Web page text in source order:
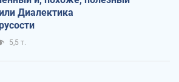
Диалектика
5,5 т.